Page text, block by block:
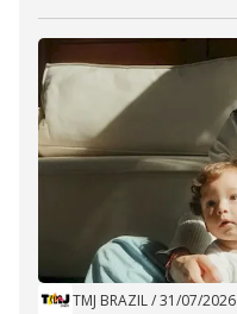
TMJ BRAZIL/31/07/2026